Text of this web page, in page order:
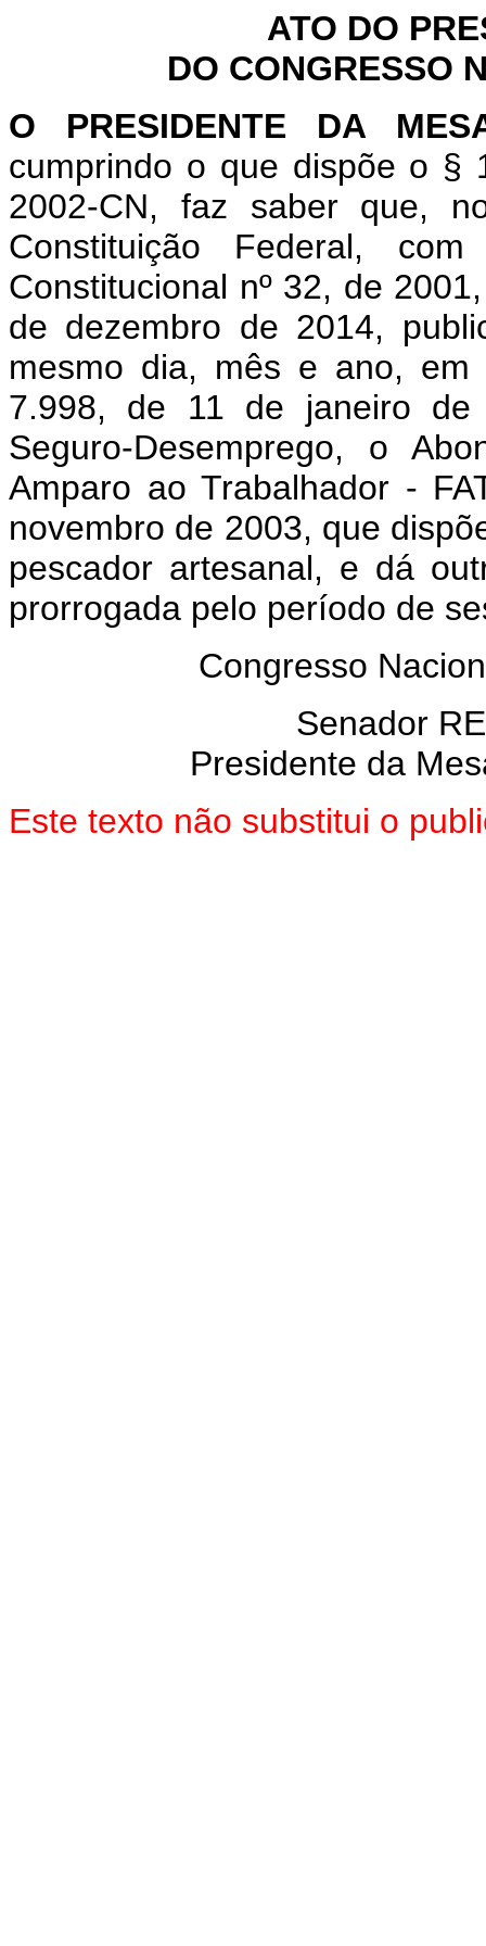
ATO DO
DO CONGRESSO
O PRESIDENTE DA
cumprindo o que dispõe o §
2002-CN, faz saber que,
Constituição Federal,
Constitucional nº 32, de
de dezembro de 2014,
mesmo dia, mês e ano,
7.998, de 11 de janeiro
Seguro-Desemprego, o
Amparo ao Trabalhador -
novembro de 2003, que
pescador artesanal, e dá
prorrogada pelo período de
Congresso
Senador
Presidente da
Este texto não substitui o